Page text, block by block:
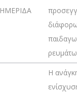
ΗΜΕΡΙΔΑ
Η